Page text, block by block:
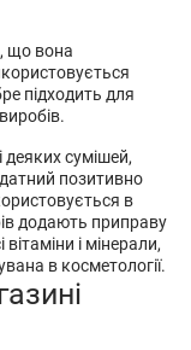
що вона
підходить для
деяких сумішей,
позитивно
в
додають приправу
і мінерали,
в косметології.